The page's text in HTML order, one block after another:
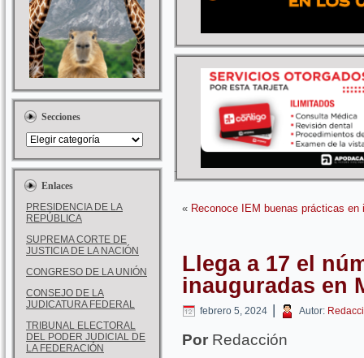
Secciones
Enlaces
PRESIDENCIA DE LA
REPÚBLICA
SUPREMA CORTE DE
JUSTICIA DE LA NACIÓN
CONGRESO DE LA UNIÓN
CONSEJO DE LA
JUDICATURA FEDERAL
TRIBUNAL ELECTORAL
DEL PODER JUDICIAL DE
LA FEDERACIÓN
« Reconoce IEM buenas prácticas en
Llega a 17 el
inauguradas en
febrero 5, 2024 | Autor:
Por Redacción